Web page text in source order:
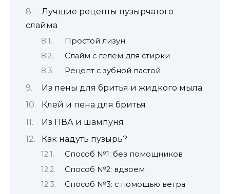
Лучшие рецепты пузырчатого
слайма
Простой лизун
Слайм с гелем для стирки
Рецепт с зубной пастой
Из пены для бритья и жидкого мыла
Клей и пена для бритья
Из ПВА и шампуня
Как надуть пузырь?
Способ №1: без помощников
Способ №2: вдвоем
Способ №3: с помощью ветра